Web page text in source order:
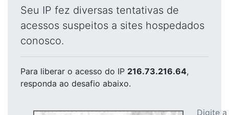
Seu IP fez diversas tentativas de
acessos suspeitos a sites hospedados
conosco.
Para liberar o acesso do IP 216.73.216.64,
responda ao desafio abaixo.
Digite